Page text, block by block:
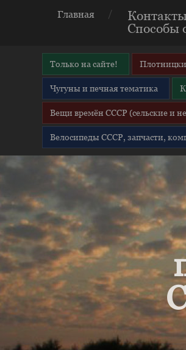
Главная
Способы
Только на сайте!
Чугуны и печная тематика
Вещи времён СССР (сельские и
Велосипеды СССР, запчасти,